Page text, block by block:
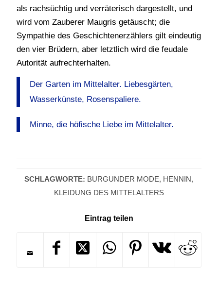
als rachsüchtig und verräterisch dargestellt, und
wird vom Zauberer Maugris getäuscht; die
Sympathie des Geschichtenerzählers gilt eindeutig
den vier Brüdern, aber letztlich wird die feudale
Autorität aufrechterhalten.
Der Garten im Mittelalter. Liebesgärten,
Wasserkünste, Rosenspaliere.
Minne, die höfische Liebe im Mittelalter.
SCHLAGWORTE: BURGUNDER MODE, HENNIN,
KLEIDUNG DES MITTELALTERS
Eintrag teilen